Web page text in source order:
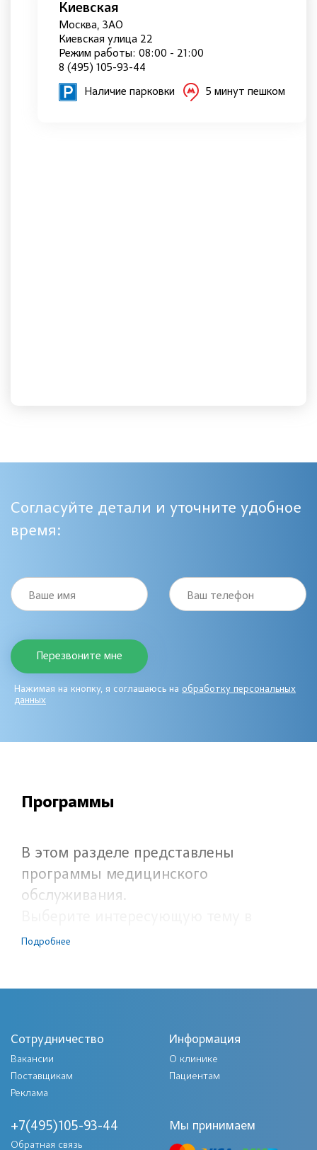
Киевская
Москва, ЗАО
Киевская улица 22
Режим работы: 08:00 - 21:00
8 (495) 105-93-44
Наличие парковки 5 минут пешком
Согласуйте детали и уточните удобное
время:
Ваше имя Ваш телефон
Нажимая на кнопку, я соглашаюсь на обработку персональных
данных
Программы
В этом разделе представлены
программы медицинского
обслуживания.
меню.
Подробнее
Сотрудничество
Вакансии
Поставщикам
Реклама
Информация
О клинике
Пациентам
+7(495)105-93-44
Обратная связь
Мы принимаем